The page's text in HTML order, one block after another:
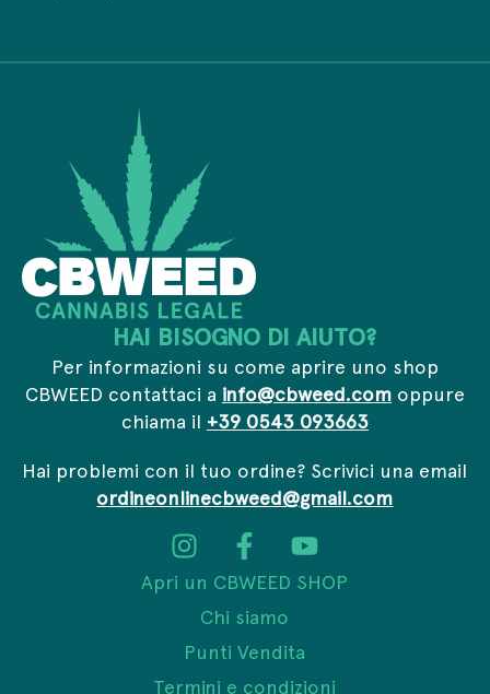
e
c
Apri un CBWEED SHOP
Chi siamo
Punti Vendita
Termini e condizioni
HAI BISOGNO DI AIUTO?
Per informazioni su come aprire uno shop
CBWEED contattaci a info@cbweed.comoppure
chiama il +39 0543 093663
Hai problemi con il tuo ordine? Scrivici una email
ordineonlinecbweed@gmail.com